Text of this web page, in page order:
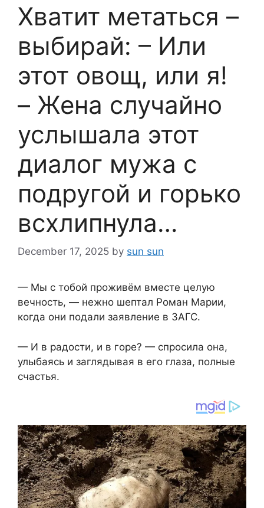
Хватит метаться –
выбирай: – Или
этот овощ, или я!
– Жена случайно
услышала этот
диалог мужа с
подругой и горько
всхлипнула…
December 17, 2025 by sun sun
— Мы с тобой проживём вместе целую
вечность, — нежно шептал Роман Марии,
когда они подали заявление в ЗАГС.
— И в радости, и в горе? — спросила она,
улыбаясь и заглядывая в его глаза, полные
счастья.